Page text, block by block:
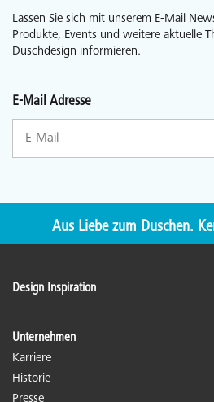
Lassen Sie sich mit unserem E-Mail
Produkte, Events und weitere aktuelle
Duschdesign informieren.
E-Mail Adresse
Aus Liebe zum Duschen.
Design Inspiration
Unternehmen
Karriere
Historie
Presse